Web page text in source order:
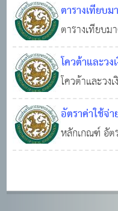
ตารางเทียบ
ตารางเทียบ
โควต้าและว
โควต้าและวง
อัตราค่าใช้จ่
หลักเกณฑ์ อัต